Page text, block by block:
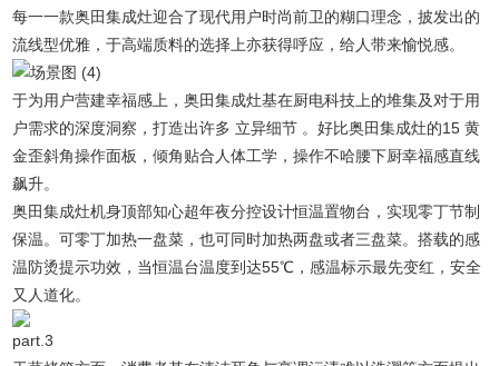
每一一款奥田集成灶迎合了现代用户时尚前卫的糊口理念，披发出的
流线型优雅，于高端质料的选择上亦获得呼应，给人带来愉悦感。
于为用户营建幸福感上，奥田集成灶基在厨电科技上的堆集及对于用
户需求的深度洞察，打造出许多 立异细节 。好比奥田集成灶的15 黄
金歪斜角操作面板，倾角贴合人体工学，操作不哈腰下厨幸福感直线
飙升。
奥田集成灶机身顶部知心超年夜分控设计恒温置物台，实现零丁节制
保温。可零丁加热一盘菜，也可同时加热两盘或者三盘菜。搭载的感
温防烫提示功效，当恒温台温度到达55℃，感温标示最先变红，安全
又人道化。
part.3